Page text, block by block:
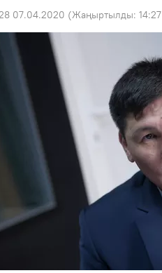
07.04.2020 (Жаңыртылды: